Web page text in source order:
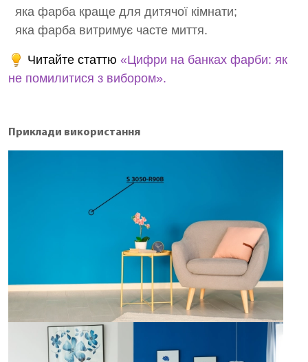
яка фарба краще для дитячої кімнати;
яка фарба витримує часте миття.
Читайте статтю «Цифри на банках фарби: як
не помилитися з вибором».
Приклади використання